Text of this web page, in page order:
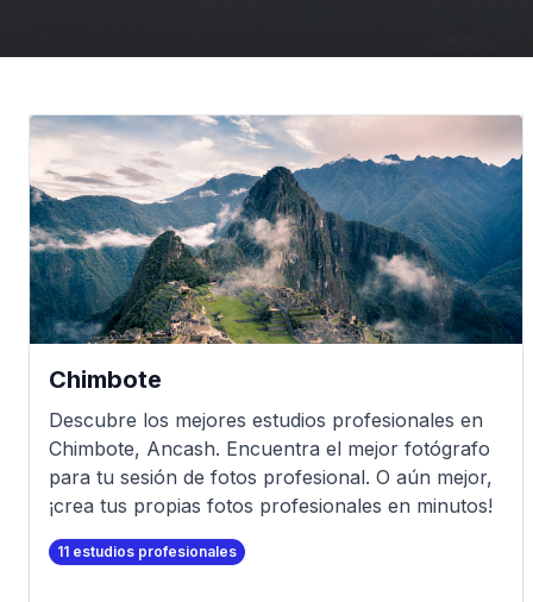
Chimbote
Descubre los mejores estudios profesionales en
Chimbote, Ancash. Encuentra el mejor fotógrafo
para tu sesión de fotos profesional. O aún mejor,
¡crea tus propias fotos profesionales en minutos!
11 estudios profesionales